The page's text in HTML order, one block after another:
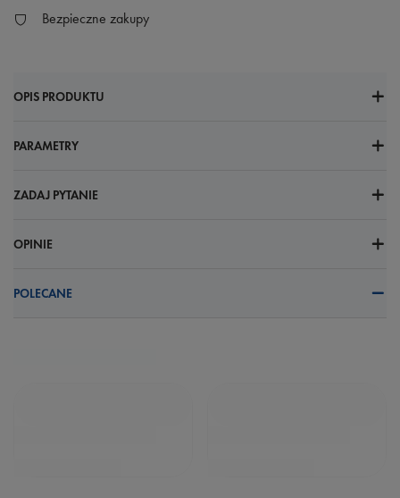
Bezpieczne zakupy
OPIS PRODUKTU
PARAMETRY
ZADAJ PYTANIE
OPINIE
POLECANE